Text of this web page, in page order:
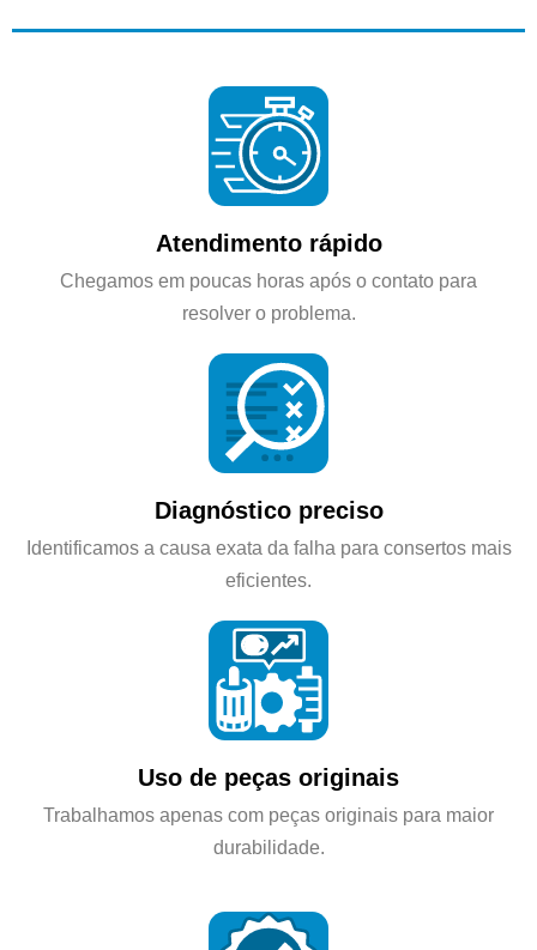
Atendimento rápido
Chegamos em poucas horas após o contato para
resolver o problema.
Diagnóstico preciso
Identificamos a causa exata da falha para consertos mais
eficientes.
Uso de peças originais
Trabalhamos apenas com peças originais para maior
durabilidade.